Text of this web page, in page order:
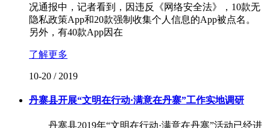
况通报中，记者看到，因违反《网络安全法》，10款无
隐私政策App和20款强制收集个人信息的App被点名。
另外，有40款App因在
了解更多
10-20 / 2019
丹寨县开展“文明在行动·满意在丹寨”工作实地调研
丹寨县2019年“文明在行动·满意在丹寨”活动已经进